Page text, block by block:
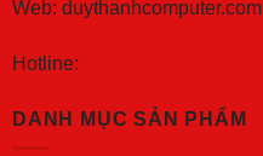
Web: duythanhcomputer.com
Hotline:
DANH MỤC SẢN PHẨM